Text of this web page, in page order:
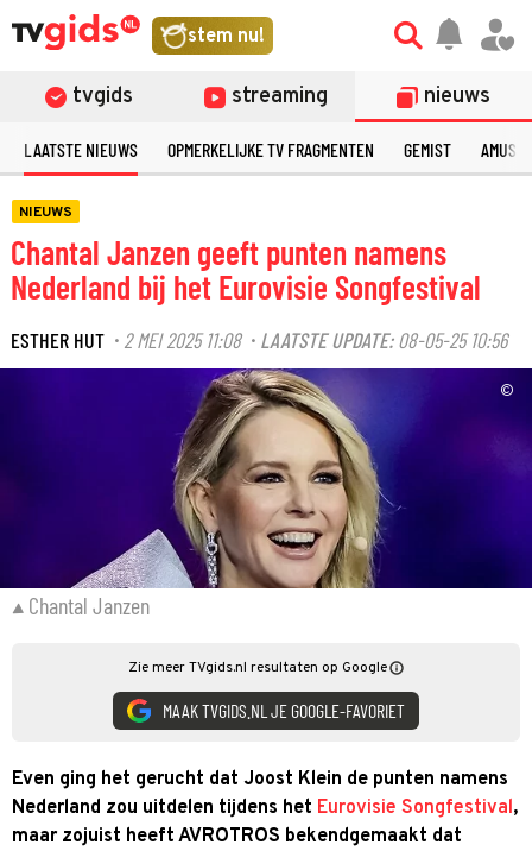
stem nu!
tvgids streaming nieuws
LAATSTE NIEUWS OPMERKELIJKE TV FRAGMENTEN GEMIST
NIEUWS
Chantal Janzen geeft punten namens
Nederland bij het Eurovisie Songfestival
ESTHER HUT · 2 MEI 2025 11:08· LAATSTE UPDATE: 08-05-25 10:56
©
Chantal Janzen
Zie meer TVgids.nl resultaten op Google
MAAK TVGIDS.NL JE GOOGLE-FAVORIET
Even ging het gerucht dat Joost Klein de punten namens
Nederland zou uitdelen tijdens het Eurovisie Songfestival,
maar zojuist heeft AVROTROS bekendgemaakt dat